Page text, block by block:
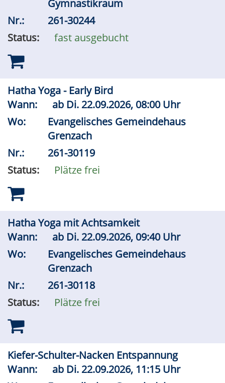
Gymnastikraum
Nr.:
261-30244
Status:
fast ausgebucht
Hatha Yoga - Early Bird
Wann:
ab Di. 22.09.2026, 08:00 Uhr
Wo:
Evangelisches Gemeindehaus
Grenzach
Nr.:
261-30119
Status:
Plätze frei
Hatha Yoga mit Achtsamkeit
Wann:
ab Di. 22.09.2026, 09:40 Uhr
Wo:
Evangelisches Gemeindehaus
Grenzach
Nr.:
261-30118
Status:
Plätze frei
Kiefer-Schulter-Nacken Entspannung
Wann:
ab Di. 22.09.2026, 11:15 Uhr